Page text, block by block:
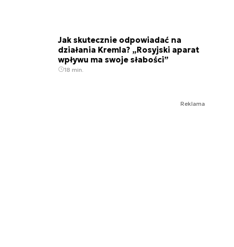
Jak skutecznie odpowiadać na
działania Kremla? „Rosyjski aparat
wpływu ma swoje słabości”
18 min.
Reklama